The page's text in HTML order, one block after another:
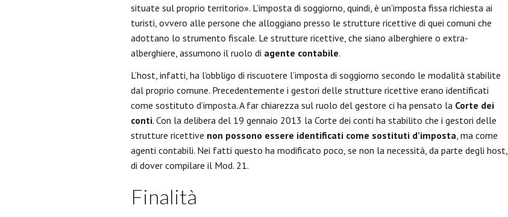
situate sul proprio territorio». L’imposta di soggiorno, quindi, è un’imposta fissa richiesta ai
turisti, ovvero alle persone che alloggiano presso le strutture ricettive di quei comuni che
adottano lo strumento fiscale. Le strutture ricettive, che siano alberghiere o extra-
alberghiere, assumono il ruolo di agente contabile.
L’host, infatti, ha l’obbligo di riscuotere l’imposta di soggiorno secondo le modalità stabilite
dal proprio comune. Precedentemente i gestori delle strutture ricettive erano identificati
come sostituto d’imposta. A far chiarezza sul ruolo del gestore ci ha pensato la Corte dei
conti. Con la delibera del 19 gennaio 2013 la Corte dei conti ha stabilito che i gestori delle
strutture ricettive non possono essere identificati come sostituti d’imposta, ma come
agenti contabili. Nei fatti questo ha modificato poco, se non la necessità, da parte degli host,
di dover compilare il Mod. 21.
Finalità